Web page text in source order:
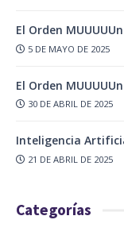
El Orden
5 DE MAYO DE 2025
El Orden
30 DE ABRIL DE 2025
Inteligencia
21 DE ABRIL DE 2025
Categorías